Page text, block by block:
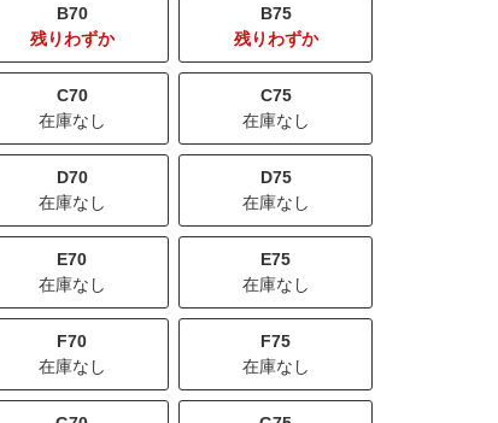
B70
残りわずか
B75
残りわずか
C70
在庫なし
C75
在庫なし
D70
在庫なし
D75
在庫なし
E70
在庫なし
E75
在庫なし
F70
在庫なし
F75
在庫なし